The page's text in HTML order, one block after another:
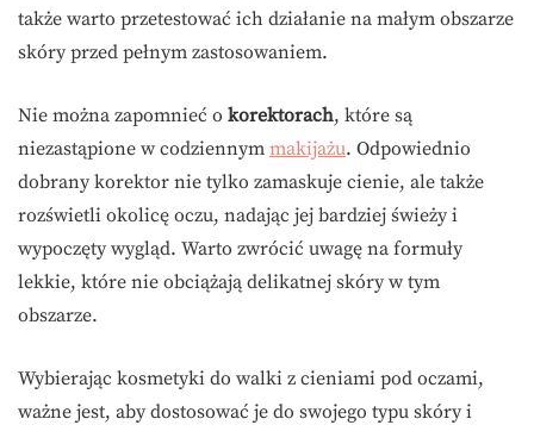
także warto przetestować ich działanie na małym obszarze
skóry przed pełnym zastosowaniem.
Nie można zapomnieć o korektorach, które są
niezastąpione w codziennym makijażu. Odpowiednio
dobrany korektor nie tylko zamaskuje cienie, ale także
rozświetli okolicę oczu, nadając jej bardziej świeży i
wypoczęty wygląd. Warto zwrócić uwagę na formuły
lekkie, które nie obciążają delikatnej skóry w tym
obszarze.
Wybierając kosmetyki do walki z cieniami pod oczami,
ważne jest, aby dostosować je do swojego typu skóry i